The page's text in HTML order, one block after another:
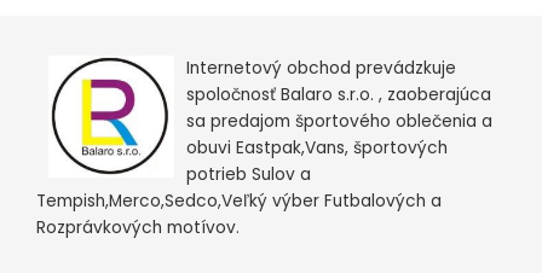
Internetový obchod prevádzkuje
spoločnosť Balaro s.r.o. , zaoberajúca
sa predajom športového oblečenia a
obuvi Eastpak,Vans, športových
potrieb Sulov a
Tempish,Merco,Sedco,Veľký výber Futbalových a
Rozprávkových motívov.